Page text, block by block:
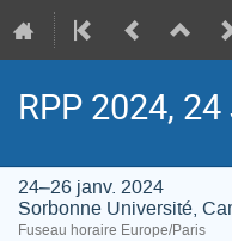
RPP 2024,
24–26 janv. 2024
Sorbonne Université,
Fuseau horaire Europe/Paris